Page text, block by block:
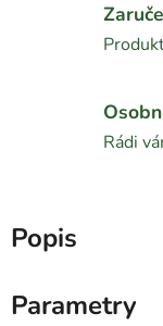
Rádi
Popis
Parametry